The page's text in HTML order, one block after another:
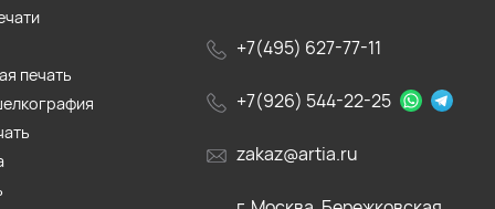
+7(495) 627-77-11
+7(926) 544-22-25
zakaz@artia.ru
печать